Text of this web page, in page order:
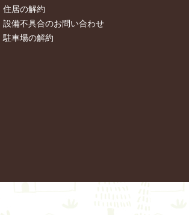
住居の解約
設備不具合のお問い合わせ
駐車場の解約